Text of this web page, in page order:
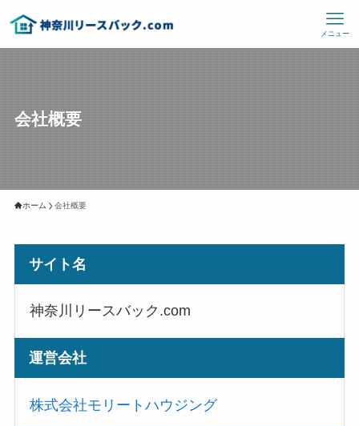
メニュー
会社概要
ホーム 会社概要
サイト名
神奈川リースバック.com
運営会社
株式会社モリートハウジング